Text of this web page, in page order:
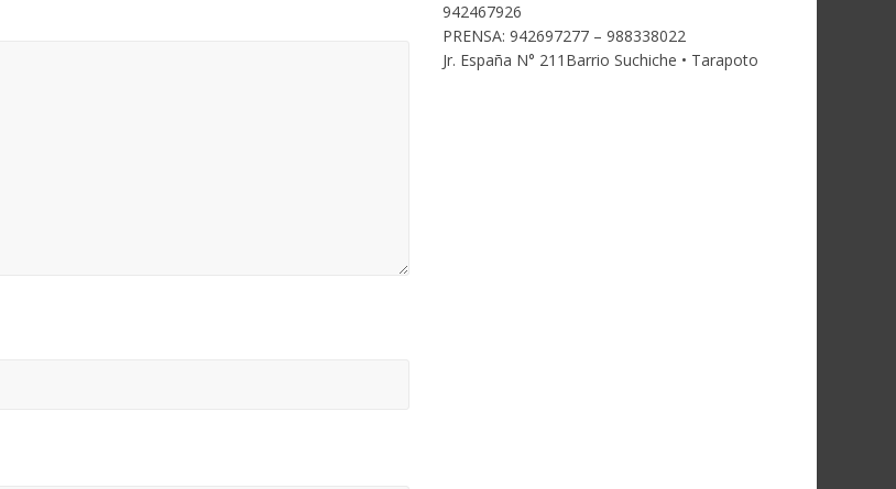
942467926
PRENSA: 942697277 – 988338022
Jr. España N° 211Barrio Suchiche • Tarapoto